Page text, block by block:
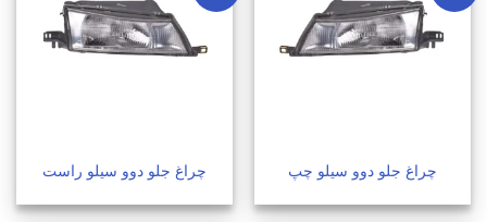
چراغ جلو دوو سیلو چپ چراغ جلو دوو سیلو راست